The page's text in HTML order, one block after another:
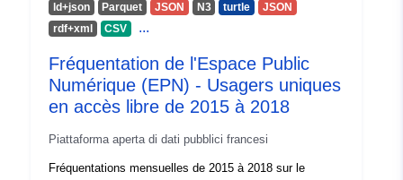
ld+json
Parquet JSON N3 turtle
JSON
rdf+xml
CSV ...
Fréquentation de l'Espace Public
Numérique (EPN) - Usagers uniques
en accès libre de 2015 à 2018
Piattaforma aperta di dati pubblici francesi
Fréquentations mensuelles de 2015 à 2018 sur le